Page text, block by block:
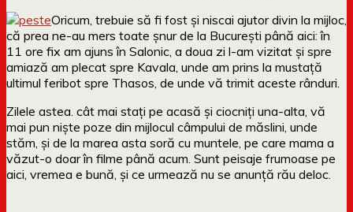
Oricum, trebuie să fi fost și niscai ajutor divin la mijloc,
că prea ne-au mers toate șnur de la București până aici: în
11 ore fix am ajuns în Salonic, a doua zi l-am vizitat și spre
amiază am plecat spre Kavala, unde am prins la mustață
ultimul feribot spre Thasos, de unde vă trimit aceste rânduri.
Zilele astea. cât mai stați pe acasă și ciocniți una-alta, vă
mai pun niște poze din mijlocul câmpului de măslini, unde
stăm, și de la marea asta soră cu muntele, pe care mama a
văzut-o doar în filme până acum. Sunt peisaje frumoase pe
aici, vremea e bună, și ce urmează nu se anunță rău deloc.